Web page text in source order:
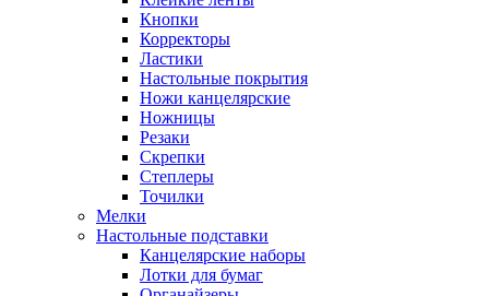
Кнопки
Корректоры
Ластики
Настольные покрытия
Ножи канцелярские
Ножницы
Резаки
Скрепки
Степлеры
Точилки
Мелки
Настольные подставки
Канцелярские наборы
Лотки для бумаг